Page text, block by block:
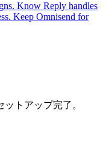
Know Reply handles
Keep Omnisend for
トアップ完了。